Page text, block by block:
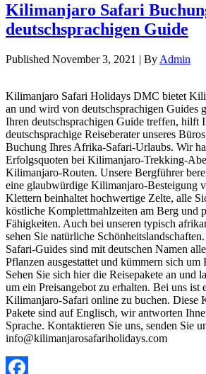
Kilimanjaro Safari
deutschsprachigen Guide
Published November 3, 2021 | By Admin
Kilimanjaro Safari Holidays DMC bietet
an und wird von deutschsprachigen Guides
Ihren deutschsprachigen Guide treffen, hilft
deutschsprachige Reiseberater unseres
Buchung Ihres Afrika-Safari-Urlaubs. Wir
Erfolgsquoten bei Kilimanjaro-Trekking-
Kilimanjaro-Routen. Unsere Bergführer
eine glaubwürdige Kilimanjaro-Besteigung
Klettern beinhaltet hochwertige Zelte, alle
köstliche Komplettmahlzeiten am Berg und
Fähigkeiten. Auch bei unseren typisch
sehen Sie natürliche
Safari-Guides sind mit deutschen Namen
Pflanzen ausgestattet und kümmern sich
Sehen Sie sich hier die Reisepakete an und
um ein Preisangebot zu erhalten. Bei uns ist
Kilimanjaro-Safari online zu buchen. Diese
Pakete sind auf Englisch, wir antworten
Sprache. Kontaktieren Sie uns, senden Sie
info@kilimanjarosafariholidays.com